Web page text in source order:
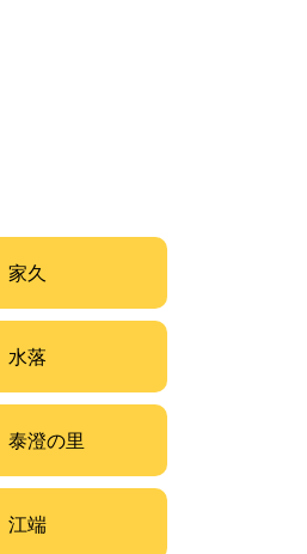
家久
水落
泰澄の里
江端